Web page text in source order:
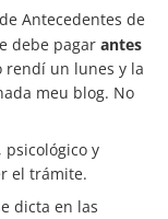
Antecedentes de
debe pagar antes
rendí un lunes y la
meu blog. No
psicológico y
el trámite.
dicta en las